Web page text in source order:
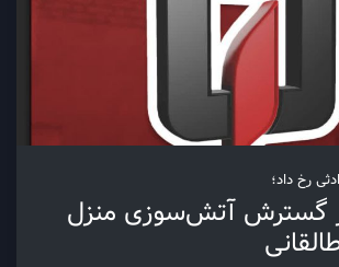
گسترش آتش‌سوزی منزل